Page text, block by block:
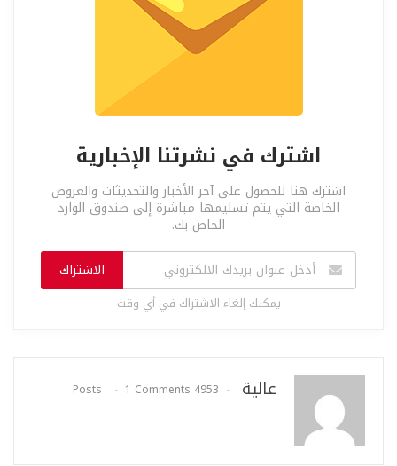
اشترك في نشرتنا الإخبارية
اشترك هنا للحصول على آخر الأخبار والتحديثات والعروض
الخاصة التي يتم تسليمها مباشرة إلى صندوق الوارد
الخاص بك.
الاشتراك
يمكنك إلغاء الاشتراك في أي وقت
عالية 4953 Posts
1 Comments